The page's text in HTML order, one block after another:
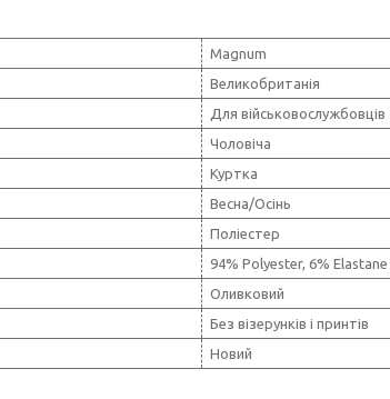
Magnum
Великобританія
Для військовослужбовців
Чоловіча
Куртка
Весна/Осінь
Поліестер
94% Polyester, 6% Elastane
Оливковий
Без візерунків і принтів
Новий